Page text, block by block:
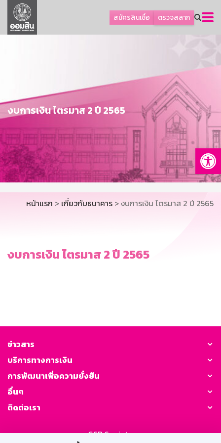
สมัครสินเชื่อ ตรวจสลาก
ลูกค้าธุรกิจ
ลูกค้าผู้ประกอบรายย่อย
การพัฒนาที่ยั่งยืน
ข่าวสาร
บริการทางการเงิน
อื่นๆ
ติดต่อเรา
บริการออนไลน์
TH
EN
งบการเงิน ไตรมาส 2 ปี 2565
หน้าแรก > เกี่ยวกับธนาคาร > งบการเงิน ไตรมาส 2 ปี 2565
งบการเงิน ไตรมาส 2 ปี 2565
ข่าวสาร
บริการทางการเงิน
การพัฒนาเพื่อความยั่งยืน
อื่นๆ
ติดต่อเรา
GSB Society: